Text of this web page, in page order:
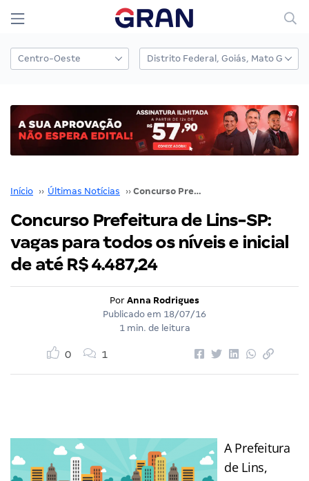
Início ›› Últimas Notícias ›› Concurso Prefeitura de Lins-SP: vagas para todos os níveis e inicial de até R$ 4.487,24
Concurso Prefeitura de Lins-SP:
vagas para todos os níveis e inicial
de até R$ 4.487,24
Por Anna Rodrigues
Publicado em 18/07/16
1 min. de leitura
0 1
A Prefeitura
de Lins,